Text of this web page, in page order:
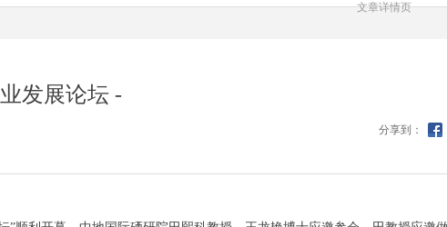
发展论坛 -
分享到：
文章详情页